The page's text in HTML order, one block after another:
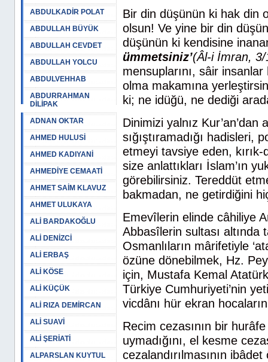
ABDULKADİR POLAT
ABDULLAH BÜYÜK
ABDULLAH CEVDET
ABDULLAH YOLCU
ABDULVEHHAB
ABDURRAHMAN
DİLİPAK
ADNAN OKTAR
AHMED HULUSİ
AHMED KADIYANİ
AHMEDİYE CEMAATİ
AHMET SAİM KLAVUZ
AHMET ULUKAYA
ALİ BARDAKOĞLU
ALİ DENİZCİ
ALİ ERBAŞ
ALİ KÖSE
ALİ KÜÇÜK
ALİ RIZA DEMİRCAN
ALİ SUAVİ
ALİ ŞERİATİ
ALPARSLAN KUYTUL
Bir din düşünün ki hak din
olsun! Ve yine bir din
düşünün ki kendisine
ümmetsiniz’(Âl-i İmran, 3/
mensuplarını, sâir
olma makamına yerleştirsin
ki; ne idüğü, ne dediği
Dinimizi yalnız
sığıştıramadığı hadisleri,
etmeyi tavsiye eden,
size anlattıkları İslam’ın
görebilirsiniz. Tereddüt
bakmadan, ne getirdiğini
Emevîlerin elinde câhiliye
Abbasîlerin sultası altında
Osmanlıların mârifetiyle
özüne dönebilmek, Hz.
için, Mustafa Kemal
Türkiye Cumhuriyeti’nin
vicdânı hür ekran
Recim cezasının bir
uymadığını, el kesme
cezalandırılmasının